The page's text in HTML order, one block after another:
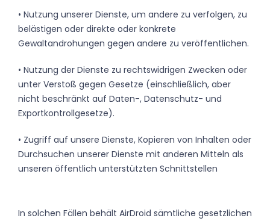
• Nutzung unserer Dienste, um andere zu verfolgen, zu
belästigen oder direkte oder konkrete
Gewaltandrohungen gegen andere zu veröffentlichen.
• Nutzung der Dienste zu rechtswidrigen Zwecken oder
unter Verstoß gegen Gesetze (einschließlich, aber
nicht beschränkt auf Daten-, Datenschutz- und
Exportkontrollgesetze).
• Zugriff auf unsere Dienste, Kopieren von Inhalten oder
Durchsuchen unserer Dienste mit anderen Mitteln als
unseren öffentlich unterstützten Schnittstellen
In solchen Fällen behält AirDroid sämtliche gesetzlichen